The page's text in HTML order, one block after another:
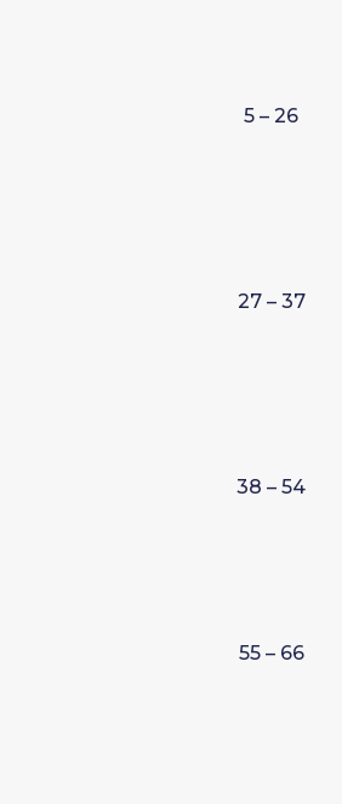
5 – 26
27 – 37
38 – 54
55 – 66